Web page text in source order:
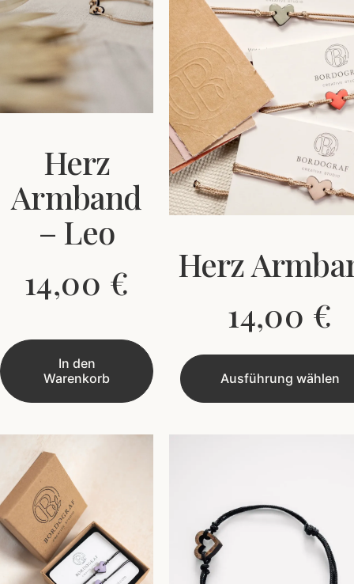
Herz
Armband
– Leo
14,00 €
In den
Warenkorb
Herz
14,00 €
Ausführung wählen